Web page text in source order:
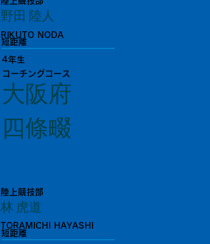
野田 陸人
RIKUTO NODA
短距離
4年生
コーチングコース
大阪府
四條畷
陸上競技部
林 虎道
TORAMICHI HAYASHI
短距離